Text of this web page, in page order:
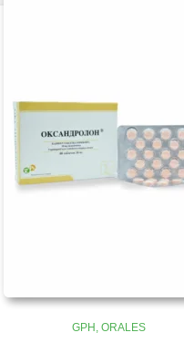
GPH ORALES